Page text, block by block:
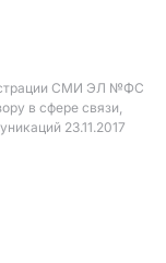
СМИ ЭЛ №ФС
в сфере связи,
23.11.2017